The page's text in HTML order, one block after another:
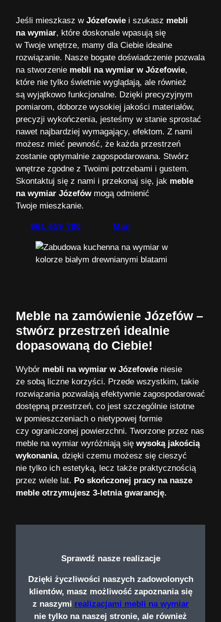
Jeśli mieszkasz w Józefowie i szukasz mebli
na wymiar, które doskonale wpasują się
w Twoje wnętrze, mamy dla Ciebie idealne
rozwiązanie. Nasze bogate doświadczenie pozwala
na stworzenie mebli na wymiar w Józefowie,
które nie tylko świetnie wyglądają, ale również
są wyjątkowo funkcjonalne. Dzięki precyzyjnym
pomiarom, doborze wysokiej jakości materiałów,
precyzji wykończenia, jesteśmy w stanie sprostać
nawet najbardziej wymagający, efektom. Z nami
możesz mieć pewność, że każda przestrzeń
zostanie optymalnie zagospodarowana. Stwórz
wnętrze zgodne z Twoimi potrzebami i gustem.
Skontaktuj się z nami i przekonaj się, jak meble
na wymiar Józefówmogą odmienić
Twoje mieszkanie.
661 619 780 Mail
Meble na zamówienie Józefów –
stwórz przestrzeń idealnie
dopasowaną do Ciebie!
Wybór mebli na wymiar w Józefowie niesie
ze sobą liczne korzyści. Przede wszystkim, takie
rozwiązania pozwalają efektywnie zagospodarować
dostępną przestrzeń, co jest szczególnie istotne
w pomieszczeniach o nietypowej formie
czy ograniczonej powierzchni. Tworzone przez nas
meble na wymiar wyróżniają się wysoką jakością
wykonania, dzięki czemu możesz się cieszyć
nie tylko ich estetyką, lecz także praktycznością
przez wiele lat. Po skończonej pracy na nasze
meble otrzymujesz 3-letnia gwarancję.
Sprawdź nasze realizacje
Dzięki życzliwości naszych zadowolonych
klientów, masz możliwość zapoznania się
z naszymi realizacjami mebli na wymiar
nie tylko na naszej stronie, ale również